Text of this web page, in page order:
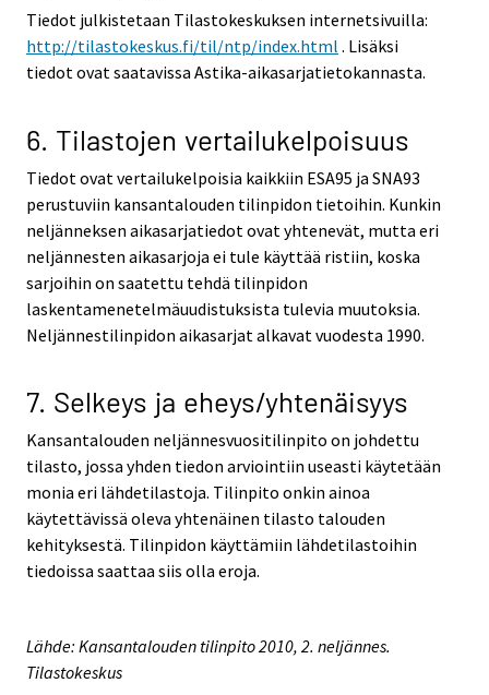
Tiedot julkistetaan Tilastokeskuksen internetsivuilla:
http://tilastokeskus.fi/til/ntp/index.html . Lisäksi
tiedot ovat saatavissa Astika-aikasarjatietokannasta.
6. Tilastojen vertailukelpoisuus
Tiedot ovat vertailukelpoisia kaikkiin ESA95 ja SNA93
perustuviin kansantalouden tilinpidon tietoihin. Kunkin
neljänneksen aikasarjatiedot ovat yhtenevät, mutta eri
neljännesten aikasarjoja ei tule käyttää ristiin, koska
sarjoihin on saatettu tehdä tilinpidon
laskentamenetelmäuudistuksista tulevia muutoksia.
Neljännestilinpidon aikasarjat alkavat vuodesta 1990.
7. Selkeys ja eheys/yhtenäisyys
Kansantalouden neljännesvuositilinpito on johdettu
tilasto, jossa yhden tiedon arviointiin useasti käytetään
monia eri lähdetilastoja. Tilinpito onkin ainoa
käytettävissä oleva yhtenäinen tilasto talouden
kehityksestä. Tilinpidon käyttämiin lähdetilastoihin
tiedoissa saattaa siis olla eroja.
Lähde: Kansantalouden tilinpito 2010, 2. neljännes.
Tilastokeskus